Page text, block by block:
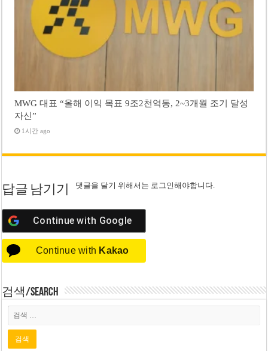
MWG 대표 “올해 이익 목표 9조2천억동, 2~3개월 조기 달성
자신”
1시간 ago
답글 남기기 댓글을 달기 위해서는 로그인해야합니다.
Continue with Google
Continue with Kakao
검색/Search